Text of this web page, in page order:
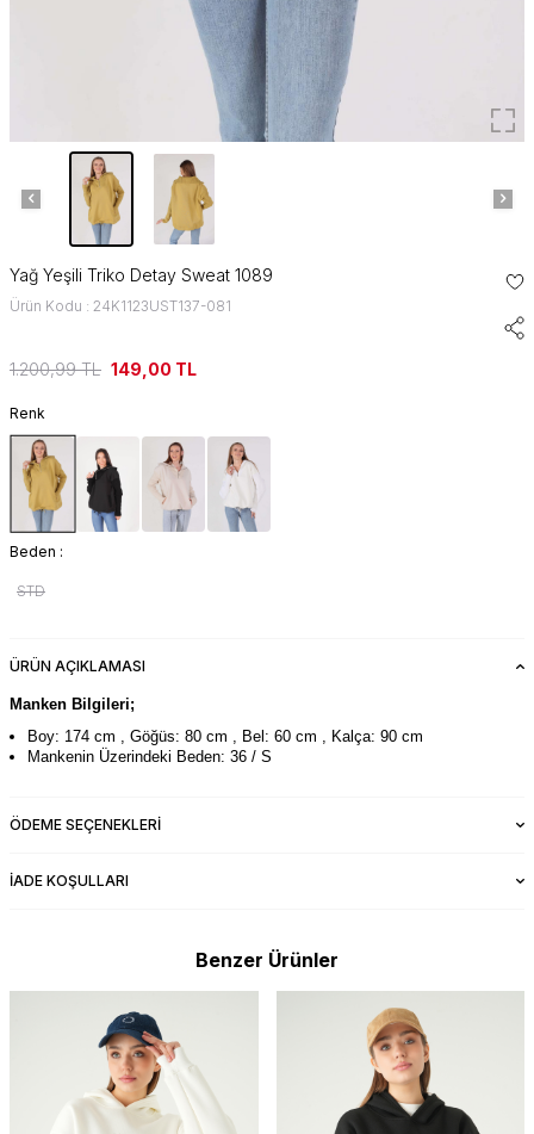
Yağ Yeşili Triko Detay Sweat 1089
Ürün Kodu : 24K1123UST137-081
1.200,99TL 149,00 TL
Renk
Beden :
STD
ÜRÜN AÇIKLAMASI
Manken Bilgileri;
Boy: 174 cm , Göğüs: 80 cm , Bel: 60 cm , Kalça: 90 cm
Mankenin Üzerindeki Beden: 36 / S
ÖDEME SEÇENEKLERI
İADE KOŞULLARI
Benzer Ürünler